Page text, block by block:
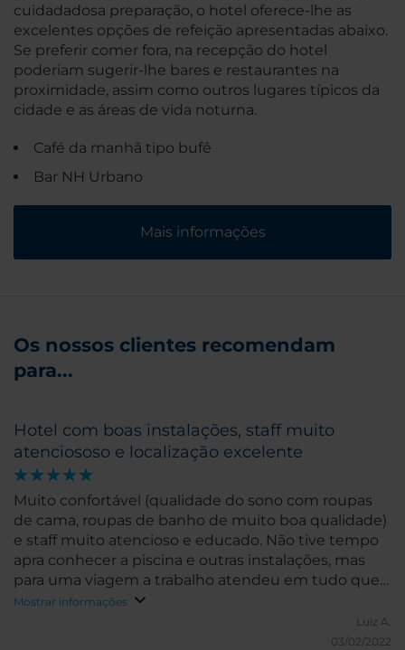
cuidadadosa preparação, o hotel oferece-lhe as
excelentes opções de refeição apresentadas abaixo.
Se preferir comer fora, na recepção do hotel
poderiam sugerir-lhe bares e restaurantes na
proximidade, assim como outros lugares típicos da
cidade e as áreas de vida noturna.
Café da manhã tipo bufê
Bar NH Urbano
Mais informações
Os nossos clientes recomendam
para...
Hotel com boas instalações, staff muito
atenciososo e localização excelente
Muito confortável (qualidade do sono com roupas
de cama, roupas de banho de muito boa qualidade)
e staff muito atencioso e educado. Não tive tempo
apra conhecer a piscina e outras instalações, mas
para uma viagem a trabalho atendeu em tudo que
se espera.
Mostrar informações
Luiz A.
03/02/2022